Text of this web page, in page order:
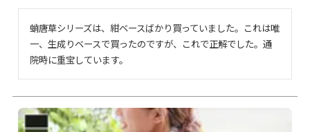
蛸唐草シリーズは、紺ベースばかり買っていました。これは唯
一、生成りベースで買ったのですが、これで正解でした。通
院時に重宝しています。